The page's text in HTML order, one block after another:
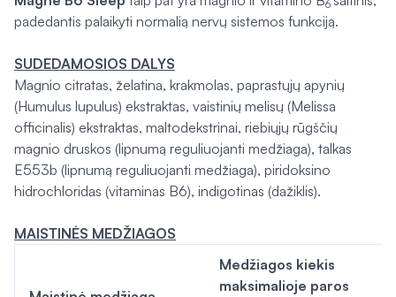
6
padedantis palaikyti normalią nervų sistemos funkciją.
SUDEDAMOSIOS DALYS
Magnio citratas, želatina, krakmolas, paprastųjų apynių
(Humulus lupulus) ekstraktas, vaistinių melisų (Melissa
officinalis) ekstraktas, maltodekstrinai, riebiųjų rūgščių
magnio druskos (lipnumą reguliuojanti medžiaga), talkas
E553b (lipnumą reguliuojanti medžiaga), piridoksino
hidrochloridas (vitaminas B6), indigotinas (dažiklis).
MAISTINĖS MEDŽIAGOS
Medžiagos kiekis
maksimalioje paros